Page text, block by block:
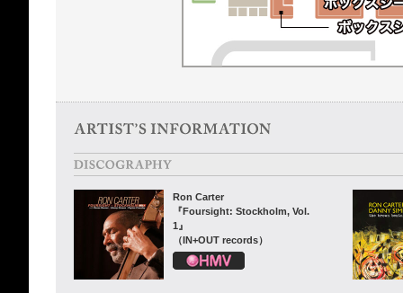
Ron Carter
『Foursight: Stockholm, Vol.
1』
（IN+OUT records）